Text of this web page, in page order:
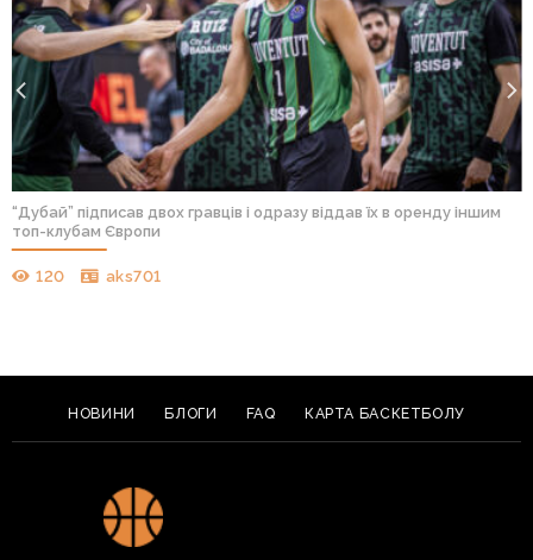
“Дубай” підписав двох гравців і одразу віддав їх в оренду іншим
топ-клубам Європи
120 aks701
НОВИНИ БЛОГИ FAQ КАРТА БАСКЕТБОЛУ